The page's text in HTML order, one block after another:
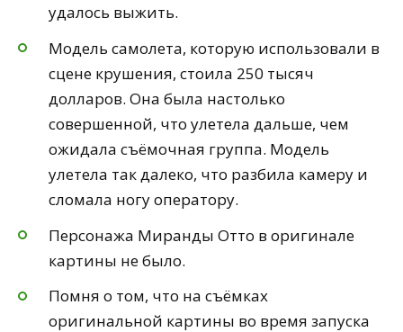
удалось выжить.
Модель самолета, которую использовали в
сцене крушения, стоила 250 тысяч
долларов. Она была настолько
совершенной, что улетела дальше, чем
ожидала съёмочная группа. Модель
улетела так далеко, что разбила камеру и
сломала ногу оператору.
Персонажа Миранды Отто в оригинале
картины не было.
Помня о том, что на съёмках
оригинальной картины во время запуска